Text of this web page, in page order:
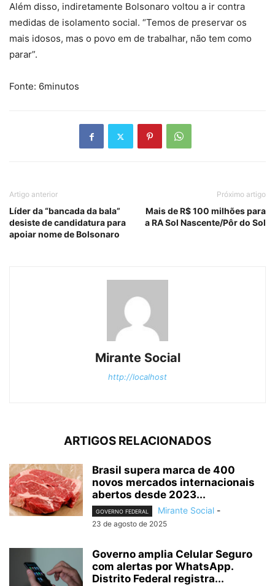
Além disso, indiretamente Bolsonaro voltou a ir contra
medidas de isolamento social. “Temos de preservar os
mais idosos, mas o povo em de trabalhar, não tem como
parar”.
Fonte: 6minutos
Artigo anterior
Líder da “bancada da bala”
desiste de candidatura para
apoiar nome de Bolsonaro
Próximo artigo
Mais de R$ 100 milhões para
a RA Sol Nascente/Pôr do Sol
Mirante Social
http://localhost
ARTIGOS RELACIONADOS
Brasil supera marca de 400
novos mercados internacionais
abertos desde 2023...
GOVERNO FEDERAL Mirante Social -
23 de agosto de 2025
Governo amplia Celular Seguro
com alertas por WhatsApp.
Distrito Federal registra...